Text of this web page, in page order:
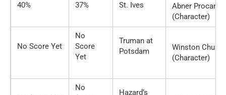
40% 37% St. Ives
Abner Procane
(Character)
No Score Yet
No
Score
Yet
Truman at
Potsdam
Winston
(Character)
No
Hazard’s